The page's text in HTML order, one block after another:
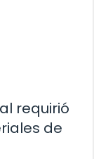
requirió
de